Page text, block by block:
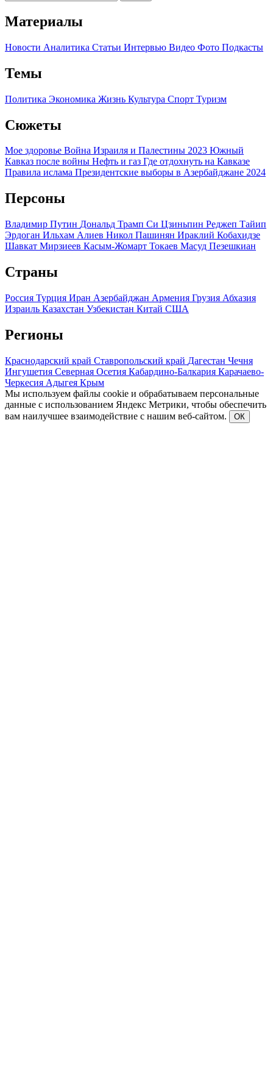
Материалы
Новости Аналитика Статьи Интервью Видео Фото Подкасты
Темы
Политика Экономика Жизнь Культура Спорт Туризм
Сюжеты
Мое здоровье Война Израиля и Палестины 2023 Южный
Кавказ после войны Нефть и газ Где отдохнуть на Кавказе
Правила ислама Президентские выборы в Азербайджане 2024
Персоны
Владимир Путин Дональд Трамп Си Цзиньпин Реджеп Тайип
Эрдоган Ильхам Алиев Никол Пашинян Ираклий Кобахидзе
Шавкат Мирзиеев Касым-Жомарт Токаев Масуд Пезешкиан
Страны
Россия Турция Иран Азербайджан Армения Грузия Абхазия
Израиль Казахстан Узбекистан Китай США
Регионы
Краснодарский край Ставропольский край Дагестан Чечня
Ингушетия Северная Осетия Кабардино-Балкария Карачаево-
Черкесия Адыгея Крым
Мы используем файлы cookie и обрабатываем персональные
данные с использованием Яндекс Метрики, чтобы обеспечить
вам наилучшее взаимодействие с нашим веб-сайтом.
ОК